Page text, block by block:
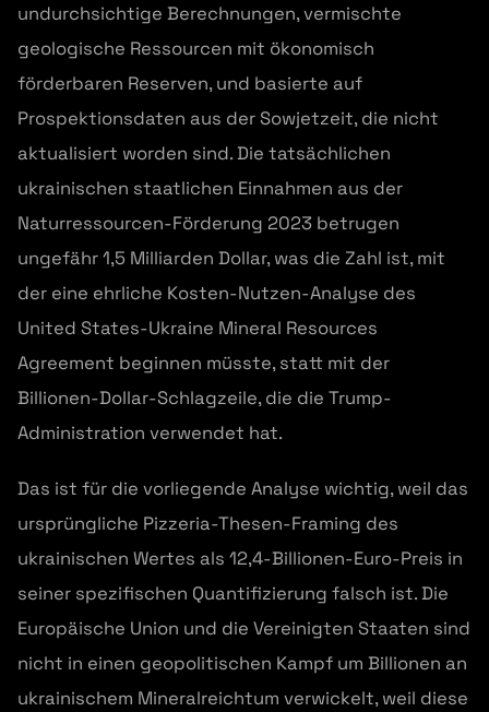
undurchsichtige Berechnungen, vermischte
geologische Ressourcen mit ökonomisch
förderbaren Reserven, und basierte auf
Prospektionsdaten aus der Sowjetzeit, die nicht
aktualisiert worden sind. Die tatsächlichen
ukrainischen staatlichen Einnahmen aus der
Naturressourcen-Förderung 2023 betrugen
ungefähr 1,5 Milliarden Dollar, was die Zahl ist, mit
der eine ehrliche Kosten-Nutzen-Analyse des
United States-Ukraine Mineral Resources
Agreement beginnen müsste, statt mit der
Billionen-Dollar-Schlagzeile, die die Trump-
Administration verwendet hat.
Das ist für die vorliegende Analyse wichtig, weil das
ursprüngliche Pizzeria-Thesen-Framing des
ukrainischen Wertes als 12,4-Billionen-Euro-Preis in
seiner spezifischen Quantifizierung falsch ist. Die
Europäische Union und die Vereinigten Staaten sind
nicht in einen geopolitischen Kampf um Billionen an
ukrainischem Mineralreichtum verwickelt, weil diese